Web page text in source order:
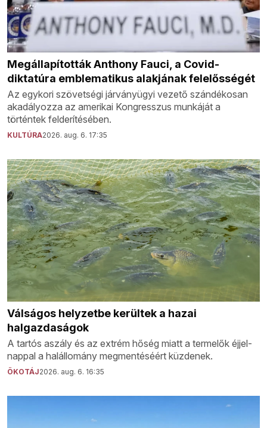
Megállapították Anthony Fauci, a Covid-
diktatúra emblematikus alakjának felelősségét
Az egykori szövetségi járványügyi vezető szándékosan
akadályozza az amerikai Kongresszus munkáját a
történtek felderítésében.
KULTÚRA2026. aug. 6. 17:35
Válságos helyzetbe kerültek a hazai
halgazdaságok
A tartós aszály és az extrém hőség miatt a termelők éjjel-
nappal a halállomány megmentéséért küzdenek.
ÖKOTÁJ2026. aug. 6. 16:35